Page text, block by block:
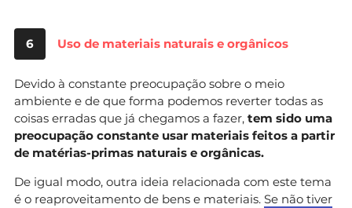
6 Uso de materiais naturais e orgânicos
Devido à constante preocupação sobre o meio
ambiente e de que forma podemos reverter todas as
coisas erradas que já chegamos a fazer, tem sido uma
preocupação constante usar materiais feitos a partir
de matérias-primas naturais e orgânicas.
De igual modo, outra ideia relacionada com este tema
é o reaproveitamento de bens e materiais. Se não tiver